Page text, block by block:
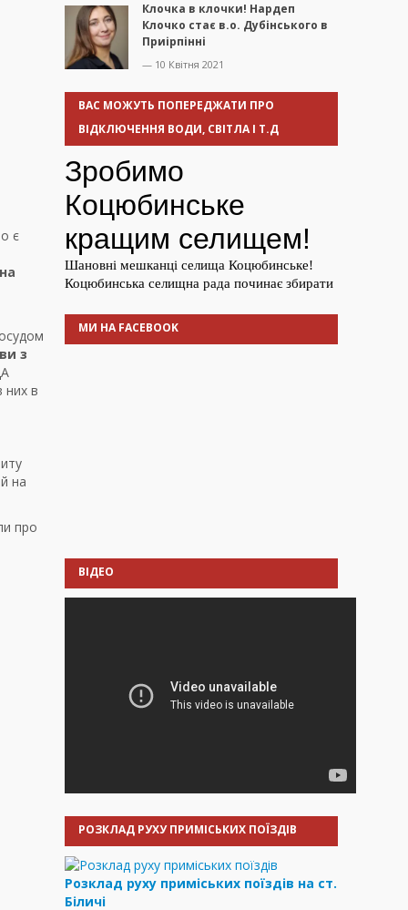
є
з
них в
на
про
Клочка в клочки! Нардеп
Клочко стає в.о. Дубінського в
Приірпінні
— 10 Квітня 2021
ВАС МОЖУТЬ ПОПЕРЕДЖАТИ ПРО
ВІДКЛЮЧЕННЯ ВОДИ, СВІТЛА І Т.Д
МИ НА FACEBOOK
ВІДЕО
РОЗКЛАД РУХУ ПРИМІСЬКИХ ПОЇЗДІВ
Розклад руху приміських поїздів на ст.
Біличі